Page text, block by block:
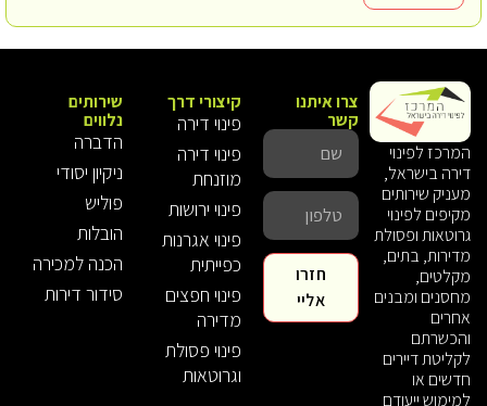
המרכז לפינוי
דירה בישראל,
מעניק שירותים
מקיפים לפינוי
גרוטאות ופסולת
מדירות, בתים,
מקלטים,
מחסנים ומבנים
אחרים
והכשרתם
לקליטת דיירים
חדשים או
למימוש ייעודם
קיצורי דרך
פינוי דירה
פינוי דירה
מוזנחת
פינוי ירושות
פינוי אגרנות
כפייתית
פינוי חפצים
מדירה
פינוי פסולת
וגרוטאות
שירותים
נלווים
הדברה
ניקיון יסודי
פוליש
הובלות
הכנה למכירה
סידור דירות
צרו איתנו
קשר
חזרו
אליי